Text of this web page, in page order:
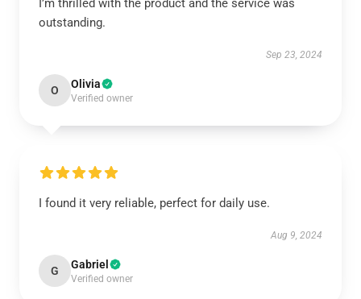
I’m thrilled with the product and the service was
outstanding.
Sep 23, 2024
O Olivia
Verified owner
I found it very reliable, perfect for daily use.
Aug 9, 2024
G Gabriel
Verified owner